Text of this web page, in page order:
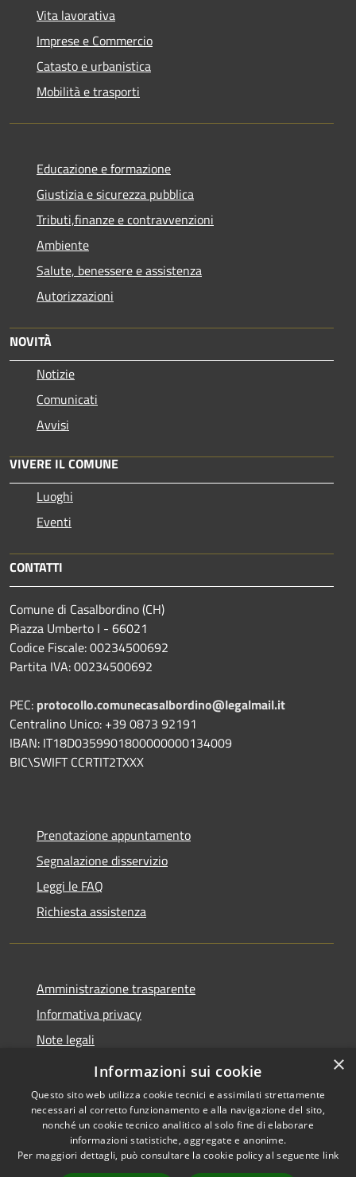
Vita lavorativa
Imprese e Commercio
Catasto e urbanistica
Mobilità e trasporti
Educazione e formazione
Giustizia e sicurezza pubblica
Tributi,finanze e contravvenzioni
Ambiente
Salute, benessere e assistenza
Autorizzazioni
NOVITÀ
Notizie
Comunicati
Avvisi
VIVERE IL COMUNE
Luoghi
Eventi
CONTATTI
Comune di Casalbordino (CH)
Piazza Umberto I - 66021
Codice Fiscale: 00234500692
Partita IVA: 00234500692
PEC: protocollo.comunecasalbordino@legalmail.it
Centralino Unico: +39 0873 92191
IBAN: IT18D0359901800000000134009
BIC\SWIFT CCRTIT2TXXX
Prenotazione appuntamento
Segnalazione disservizio
Leggi le FAQ
Richiesta assistenza
Amministrazione trasparente
Informativa privacy
Note legali
Dichiarazione di accessibilità
Accessibilità
Copyright © 2026 • Comune di
Casalbordino • Powered by
×
Informazioni sui cookie
Questo sito web utilizza cookie tecnici e assimilati strettamente
necessari al corretto funzionamento e alla navigazione del sito,
nonché un cookie tecnico analitico al solo fine di elaborare
informazioni statistiche, aggregate e anonime.
Per maggiori dettagli, può consultare la cookie policy al seguente link